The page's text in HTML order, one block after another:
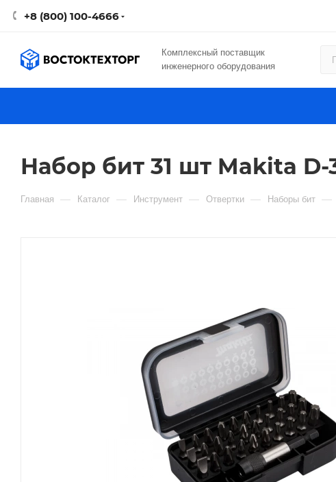
+8 (800) 100-4666
Комплексный поставщик
инженерного оборудования
Набор бит 31 шт Makita D-
Главная — Каталог — Инструмент — Отвертки — Наборы бит —